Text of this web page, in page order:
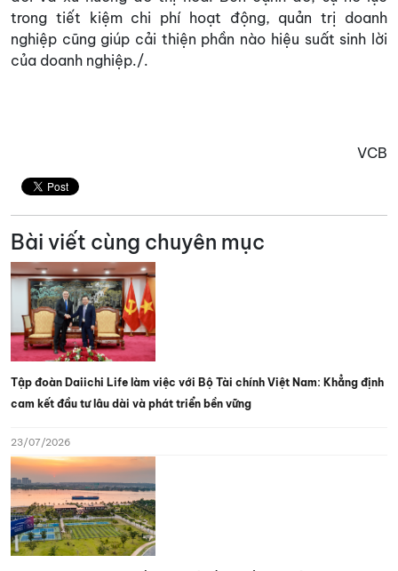
trong tiết kiệm chi phí hoạt động, quản trị doanh
nghiệp cũng giúp cải thiện phần nào hiệu suất sinh lời
của doanh nghiệp./.
VCB
Bài viết cùng chuyên mục
Tập đoàn Daiichi Life làm việc với Bộ Tài chính Việt Nam: Khẳng định
cam kết đầu tư lâu dài và phát triển bền vững
23/07/2026